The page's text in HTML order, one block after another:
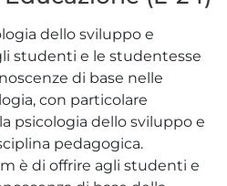
dello sviluppo e
studenti e le studentesse
di base nelle
con particolare
psicologia dello sviluppo e
pedagogica.
è di offrire agli studenti e